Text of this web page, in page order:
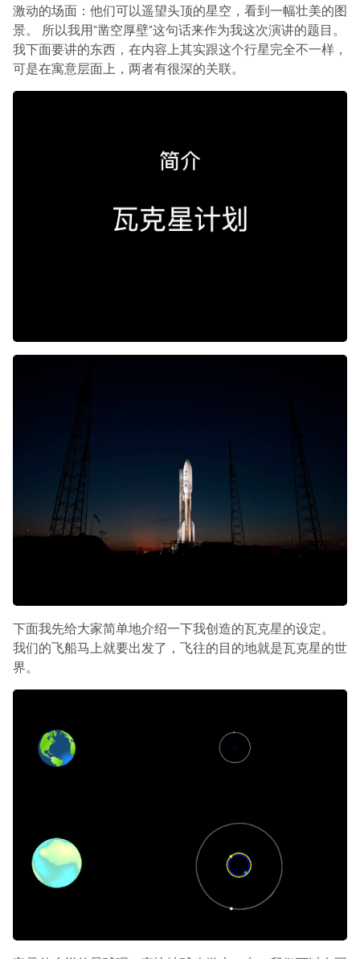
激动的场面：他们可以遥望头顶的星空，看到一幅壮美的图
景。 所以我用"凿空厚壁"这句话来作为我这次演讲的题目。
我下面要讲的东西，在内容上其实跟这个行星完全不一样，
可是在寓意层面上，两者有很深的关联。
下面我先给大家简单地介绍一下我创造的瓦克星的设定。
我们的飞船马上就要出发了，飞往的目的地就是瓦克星的世
界。